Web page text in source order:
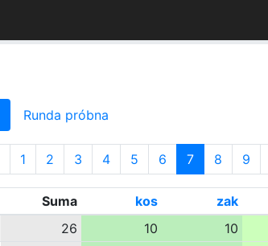
Runda próbna
1 2 3 4 5 6 7 8 9
Suma kos zak
26 10 10